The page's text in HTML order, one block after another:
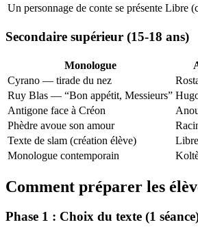
Un personnage de conte se présente Libre
Secondaire supérieur (15-18 ans)
Monologue
Cyrano — tirade du nez
Ruy Blas — “Bon appétit, Messieurs”
Antigone face à Créon
Phèdre avoue son amour
Texte de slam (création élève)
Libre
Monologue contemporain
Comment préparer les
Phase 1 : Choix du texte (1